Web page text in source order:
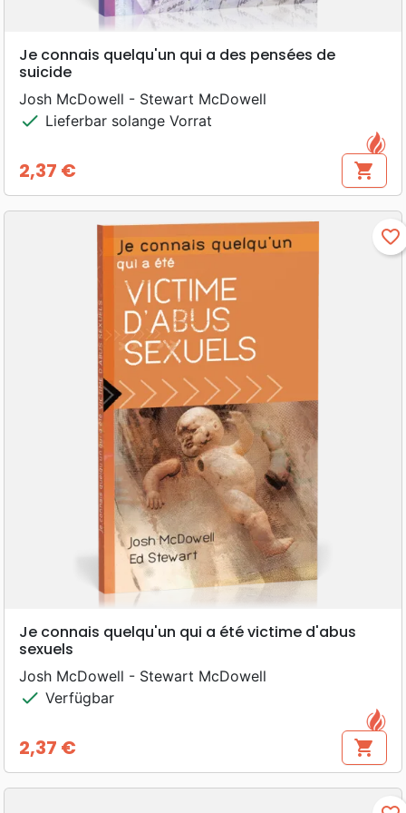
Je connais quelqu'un qui a des pensées de
suicide
Josh McDowell - Stewart McDowell
check Lieferbar solange Vorrat
Preis
2,37 € shopping_cart
favorite_border
Je connais quelqu'un qui a été victime d'abus
sexuels
Josh McDowell - Stewart McDowell
check Verfügbar
Preis
2,37 € shopping_cart